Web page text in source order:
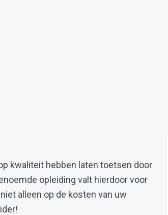
kwaliteit hebben laten toetsen door
opleiding valt hierdoor voor
alleen op de kosten van uw